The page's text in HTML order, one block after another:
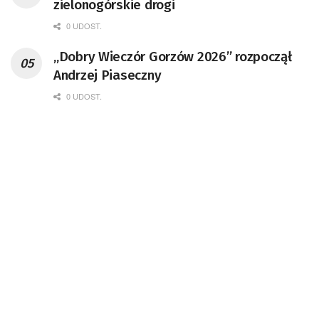
zielonogórskie drogi
0 UDOST.
„Dobry Wieczór Gorzów 2026” rozpoczął
Andrzej Piaseczny
0 UDOST.